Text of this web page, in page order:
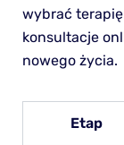
wybrać
konsultacje
nowego życia.
Etap